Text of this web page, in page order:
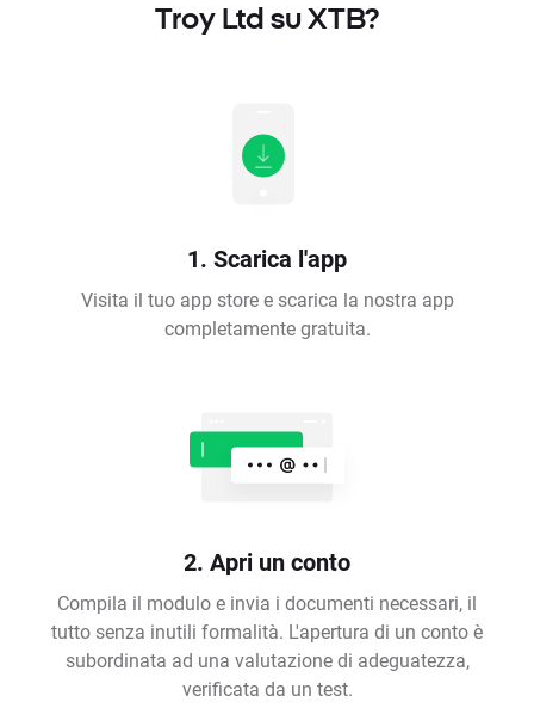
Troy Ltd su XTB?
1. Scarica l'app
Visita il tuo app store e scarica la nostra app
completamente gratuita.
2. Apri un conto
Compila il modulo e invia i documenti necessari, il
tutto senza inutili formalità. L'apertura di un conto è
subordinata ad una valutazione di adeguatezza,
verificata da un test.